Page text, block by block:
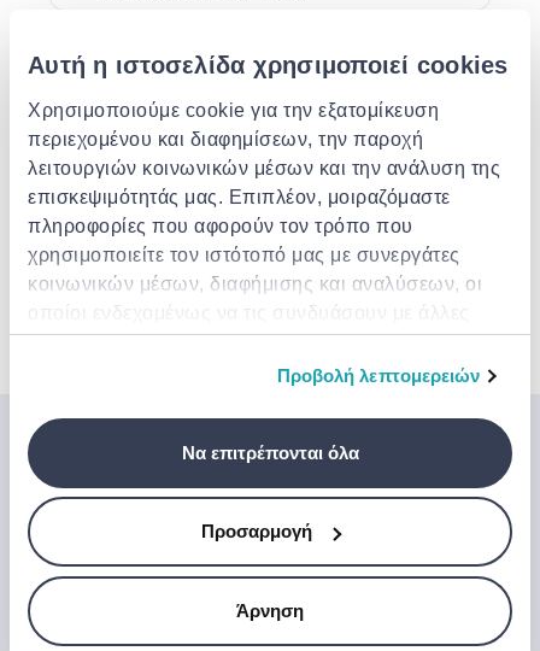
Αυτή η ιστοσελίδα χρησιμοποιεί cookies
Χρησιμοποιούμε cookie για την εξατομίκευση
περιεχομένου και διαφημίσεων, την παροχή
λειτουργιών κοινωνικών μέσων και την ανάλυση της
επισκεψιμότητάς μας. Επιπλέον, μοιραζόμαστε
πληροφορίες που αφορούν τον τρόπο που
χρησιμοποιείτε τον ιστότοπό μας με συνεργάτες
κοινωνικών μέσων, διαφήμισης και αναλύσεων, οι
οποίοι ενδεχομένως να τις συνδυάσουν με άλλες
πληροφορίες που τους έχετε παραχωρήσει ή τις
οποίες έχουν συλλέξει σε σχέση με την από μέρους
Προβολή λεπτομερειών
Να επιτρέπονται όλα
Προσαρμογή
Άρνηση
85.00 από το Pet Show Store
Εκτ. παράδοση: 12 Αυγ - 17 Αυγ
Περιγραφή
Χαρακτηριστικά
Λεπτομέρειες
Μπες στον κόσμο της
Jinius
Εάν θέλετε να αποκτήσετε έγκαιρη πρόσβαση σε
αποκλειστικές προσφορές, νέα προϊόντα και τα
τελευταία μας νέα, εγγραφείτε παρακάτω.